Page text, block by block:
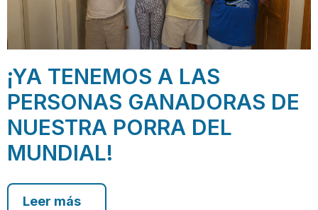
¡YA TENEMOS A LAS
PERSONAS GANADORAS DE
NUESTRA PORRA DEL
MUNDIAL!
Leer más